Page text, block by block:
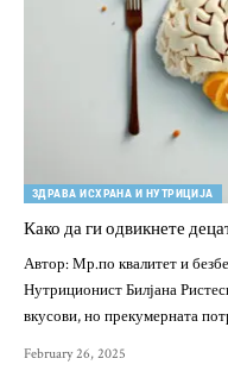
ЗДРАВА ИСХРАНА И НУТРИЦИЈА
Како да ги одвикнете
Автор: Мр.по квалитет и
Нутриционист Билјана
вкусови, но прекумерната
February 26, 2025